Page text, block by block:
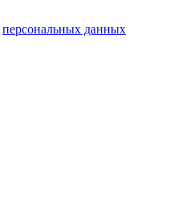
персональных данных